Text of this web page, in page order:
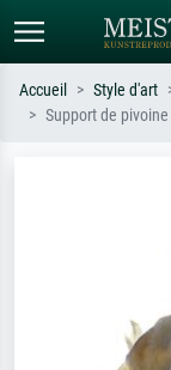
impressionnisme,
Accueil Style d'art
Support de